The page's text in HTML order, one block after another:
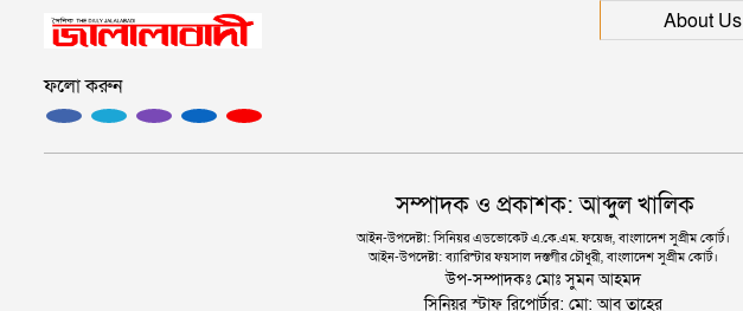
ফলো করুন
About Us
সম্পাদক ও প্রকাশক: আব্দুল খালিক
আইন-উপদেষ্টা: সিনিয়র এডভোকেট এ.কে.এম. ফয়েজ, বাংলাদেশ সুপ্রীম কোর্ট।
আইন-উপদেষ্টা: ব্যারিস্টার ফয়সাল দস্তগীর চৌধুরী, বাংলাদেশ সুপ্রীম কোর্ট।
উপ-সম্পাদকঃ মোঃ সুমন আহমদ
সিনিয়র স্টাফ রিপোর্টার: মো: আবু তাহের